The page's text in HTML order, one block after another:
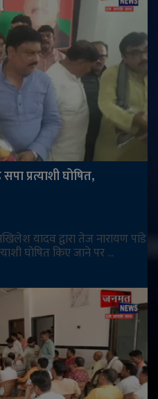
प्रत्याशी घोषित,
यादव द्वारा तेज नारायण पांडे
घोषित किए जाने पर ...